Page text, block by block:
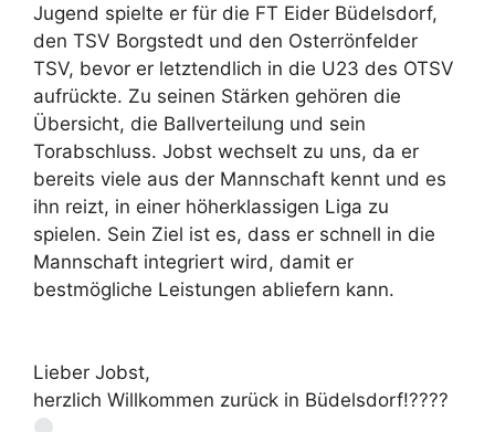
Jugend spielte er für die FT Eider Büdelsdorf,
den TSV Borgstedt und den Osterrönfelder
TSV, bevor er letztendlich in die U23 des OTSV
aufrückte. Zu seinen Stärken gehören die
Übersicht, die Ballverteilung und sein
Torabschluss. Jobst wechselt zu uns, da er
bereits viele aus der Mannschaft kennt und es
ihn reizt, in einer höherklassigen Liga zu
spielen. Sein Ziel ist es, dass er schnell in die
Mannschaft integriert wird, damit er
bestmögliche Leistungen abliefern kann.
Lieber Jobst,
herzlich Willkommen zurück in Büdelsdorf!????